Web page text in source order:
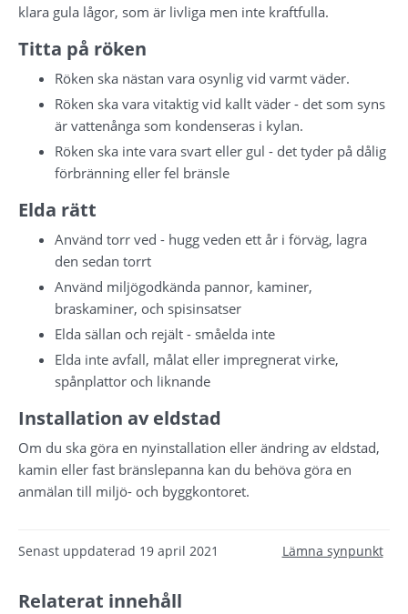
klara gula lågor, som är livliga men inte kraftfulla.
Titta på röken
Röken ska nästan vara osynlig vid varmt väder.
Röken ska vara vitaktig vid kallt väder - det som syns
är vattenånga som kondenseras i kylan.
Röken ska inte vara svart eller gul - det tyder på dålig
förbränning eller fel bränsle
Elda rätt
Använd torr ved - hugg veden ett år i förväg, lagra
den sedan torrt
Använd miljögodkända pannor, kaminer,
braskaminer, och spisinsatser
Elda sällan och rejält - småelda inte
Elda inte avfall, målat eller impregnerat virke,
spånplattor och liknande
Installation av eldstad
Om du ska göra en nyinstallation eller ändring av eldstad,
kamin eller fast bränslepanna kan du behöva göra en
anmälan till miljö- och byggkontoret.
Senast uppdaterad 19 april 2021 Lämna synpunkt
Relaterat innehåll